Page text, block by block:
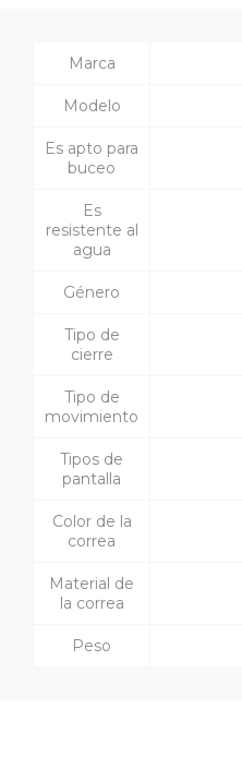
Marca
Modelo
Es apto para
buceo
Es
resistente al
agua
Género
Tipo de
cierre
Tipo de
movimiento
Tipos de
pantalla
Color de la
correa
Material de
la correa
Peso